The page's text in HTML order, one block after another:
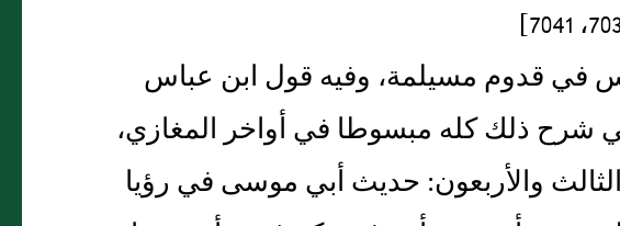
في قدوم مسيلمة، وفيه قول ابن عباس
شرح ذلك كله مبسوطا في أواخر المغازي،
والأربعون: حديث أبي موسى في رؤيا